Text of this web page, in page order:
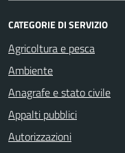
CATEGORIE DI SERVIZIO
Agricoltura e pesca
Ambiente
Anagrafe e stato civile
Appalti pubblici
Autorizzazioni